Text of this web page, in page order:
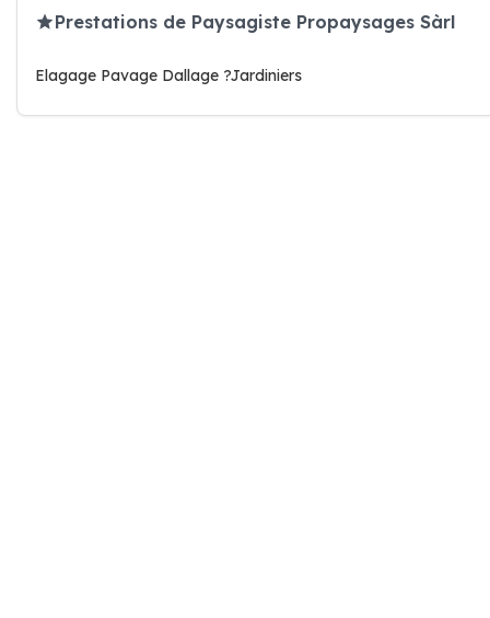
Prestations de Paysagiste Propaysages Sàrl
Elagage Pavage Dallage ?Jardiniers